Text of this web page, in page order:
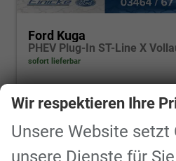
Ford Kuga
PHEV Plug-In ST-Line X
sofort lieferbar
Kraftstoff Hybrid Benzin Außenfarbe
178 kW (242 PS) Kilometerstand
31.10.2025
Wir respektieren Ihre
Unsere Website setzt
unsere Dienste für